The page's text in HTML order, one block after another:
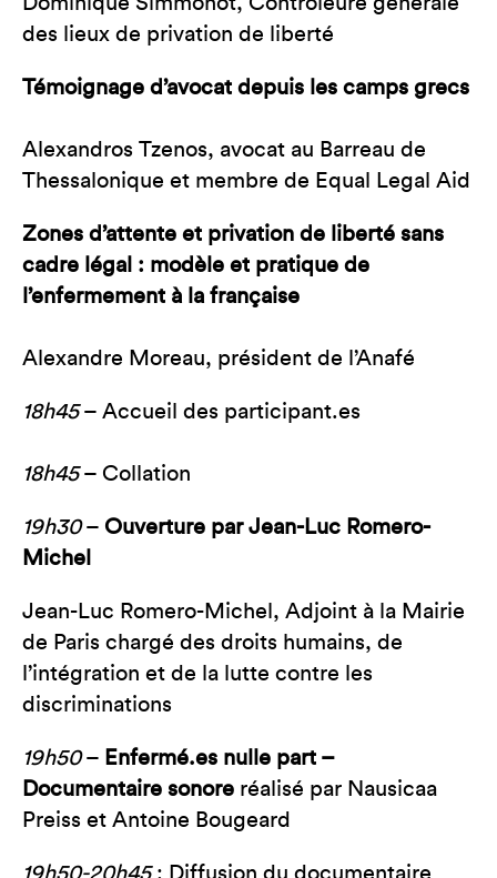
des lieux de privation de liberté
Témoignage d’avocat depuis les camps grecs
Alexandros Tzenos, avocat au Barreau de
Thessalonique et membre de Equal Legal Aid
Zones d’attente et privation de liberté sans
cadre légal : modèle et pratique de
l’enfermement à la française
Alexandre Moreau, président de l’Anafé
18h45– Accueil des participant.es
18h45– Collation
19h30– Ouverture par Jean-Luc Romero-
Michel
Jean-Luc Romero-Michel, Adjoint à la Mairie
de Paris chargé des droits humains, de
l’intégration et de la lutte contre les
discriminations
19h50– Enfermé.es nulle part –
Documentaire sonore réalisé par Nausicaa
Preiss et Antoine Bougeard
19h50-20h45: Diffusion du documentaire